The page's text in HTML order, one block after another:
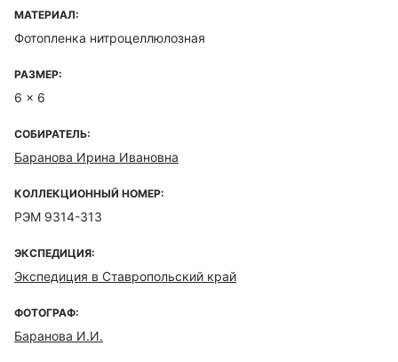
МАТЕРИАЛ:
Фотопленка нитроцеллюлозная
РАЗМЕР:
6 x 6
СОБИРАТЕЛЬ:
Баранова Ирина Ивановна
КОЛЛЕКЦИОННЫЙ НОМЕР:
РЭМ 9314-313
ЭКСПЕДИЦИЯ:
Экспедиция в Ставропольский край
ФОТОГРАФ:
Баранова И.И.